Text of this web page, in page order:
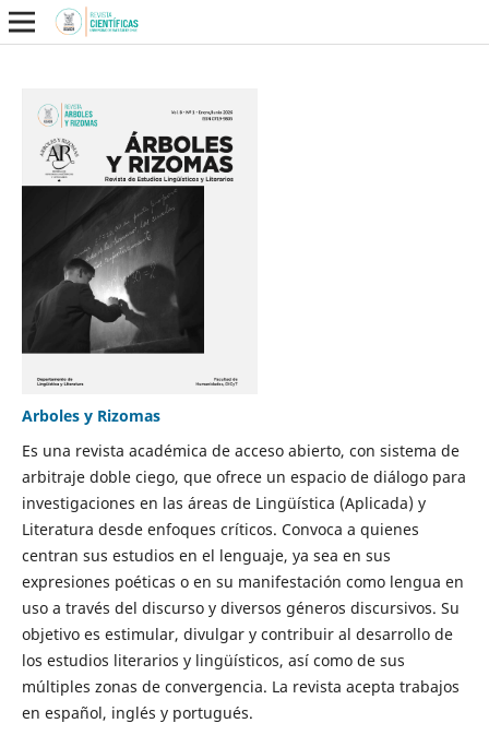
Arboles y Rizomas
Es una revista académica de acceso abierto, con sistema de
arbitraje doble ciego, que ofrece un espacio de diálogo para
investigaciones en las áreas de Lingüística (Aplicada) y
Literatura desde enfoques críticos. Convoca a quienes
centran sus estudios en el lenguaje, ya sea en sus
expresiones poéticas o en su manifestación como lengua en
uso a través del discurso y diversos géneros discursivos. Su
objetivo es estimular, divulgar y contribuir al desarrollo de
los estudios literarios y lingüísticos, así como de sus
múltiples zonas de convergencia. La revista acepta trabajos
en español, inglés y portugués.